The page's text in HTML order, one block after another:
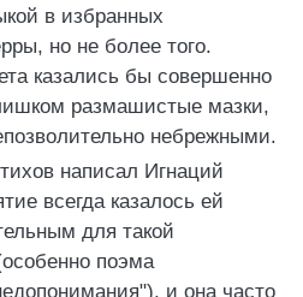
в избранных
но не более того.
казались бы совершенно
размашистые мазки,
небрежными.
написал Игнаций
всегда казалось ей
для такой
поэма
и она часто